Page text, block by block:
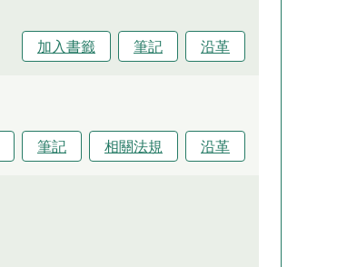
加入書籤 筆記 沿革
筆記 相關法規 沿革